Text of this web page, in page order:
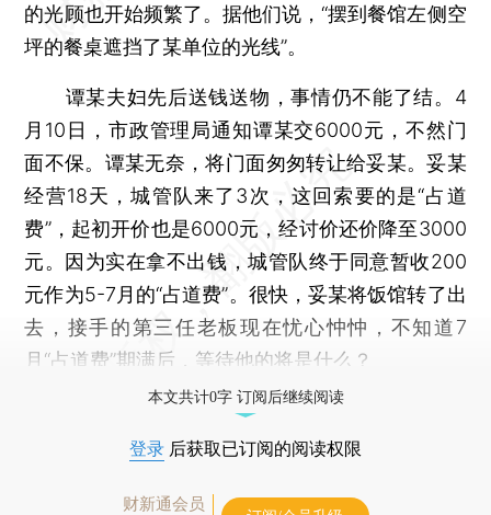
的光顾也开始频繁了。据他们说，“摆到餐馆左侧空
坪的餐桌遮挡了某单位的光线”。
谭某夫妇先后送钱送物，事情仍不能了结。4
月10日，市政管理局通知谭某交6000元，不然门
面不保。谭某无奈，将门面匆匆转让给妥某。妥某
经营18天，城管队来了3次，这回索要的是“占道
费”，起初开价也是6000元，经讨价还价降至3000
元。因为实在拿不出钱，城管队终于同意暂收200
元作为5-7月的“占道费”。很快，妥某将饭馆转了出
去，接手的第三任老板现在忧心忡忡，不知道7
月“占道费”期满后，等待他的将是什么？
本文共计0字 订阅后继续阅读
登录 后获取已订阅的阅读权限
财新通会员